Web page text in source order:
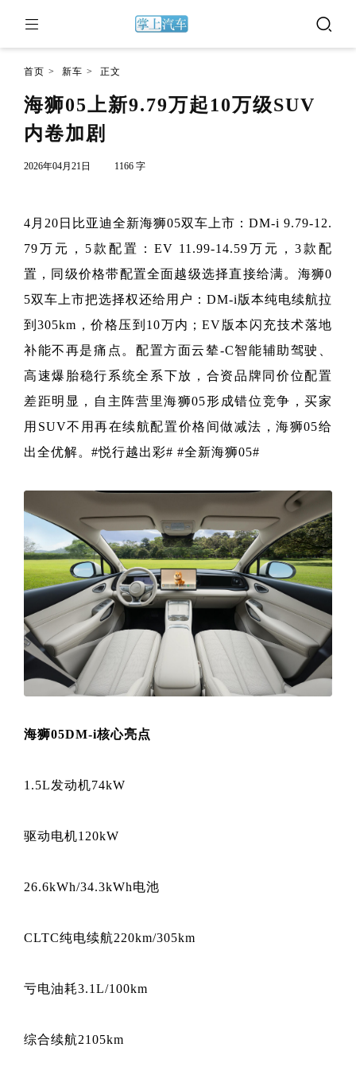
首页 > 新车 > 正文
海狮05上新9.79万起10万级SUV
内卷加剧
2026年04月21日 1166 字
4月20日比亚迪全新海狮05双车上市：DM-i 9.79-12.
79万元，5款配置：EV 11.99-14.59万元，3款配
置，同级价格带配置全面越级选择直接给满。海狮0
5双车上市把选择权还给用户：DM-i版本纯电续航拉
到305km，价格压到10万内；EV版本闪充技术落地
补能不再是痛点。配置方面云辇-C智能辅助驾驶、
高速爆胎稳行系统全系下放，合资品牌同价位配置
差距明显，自主阵营里海狮05形成错位竞争，买家
用SUV不用再在续航配置价格间做减法，海狮05给
出全优解。#悦行越出彩# #全新海狮05#
海狮05DM-i核心亮点
1.5L发动机74kW
驱动电机120kW
26.6kWh/34.3kWh电池
CLTC纯电续航220km/305km
亏电油耗3.1L/100km
综合续航2105km